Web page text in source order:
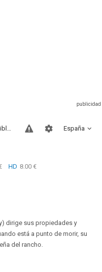
España
Sitios compatibles
HD 8.00 €
dirige sus propiedades y
está a punto de morir, su
del rancho.